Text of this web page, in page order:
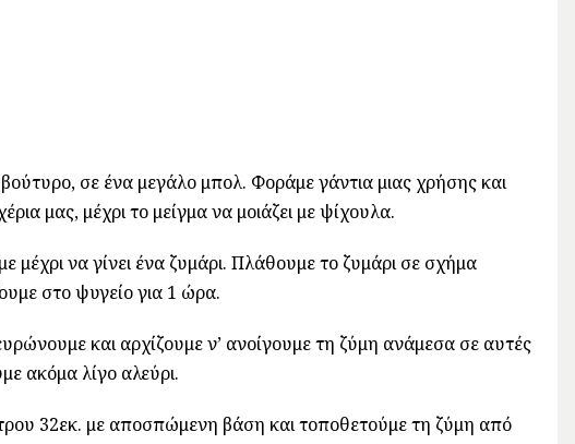
σε ένα μεγάλο μπολ. Φοράμε γάντια μιας χρήσης και
μας, μέχρι το μείγμα να μοιάζει με ψίχουλα.
μέχρι να γίνει ένα ζυμάρι. Πλάθουμε το ζυμάρι σε σχήμα
στο ψυγείο για 1 ώρα.
και αρχίζουμε ν’ ανοίγουμε τη ζύμη ανάμεσα σε αυτές
ακόμα λίγο αλεύρι.
32εκ. με αποσπώμενη βάση και τοποθετούμε τη ζύμη από